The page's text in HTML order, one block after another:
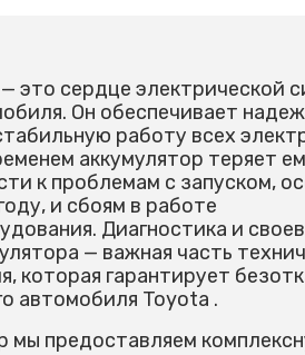
это сердце электрической
Он обеспечивает
работу всех
аккумулятор теряет
к проблемам с запуском,
и сбоям в работе
Диагностика и
— важная часть
которая гарантирует
автомобиля Toyota .
предоставляем